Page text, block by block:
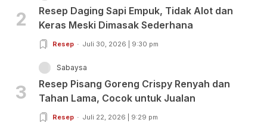
2
Resep Daging Sapi Empuk, Tidak Alot dan
Keras Meski Dimasak Sederhana
Resep Juli 30, 2026 | 9:30 pm
3
Sabaysa
Resep Pisang Goreng Crispy Renyah dan
Tahan Lama, Cocok untuk Jualan
Resep Juli 22, 2026 | 9:29 pm